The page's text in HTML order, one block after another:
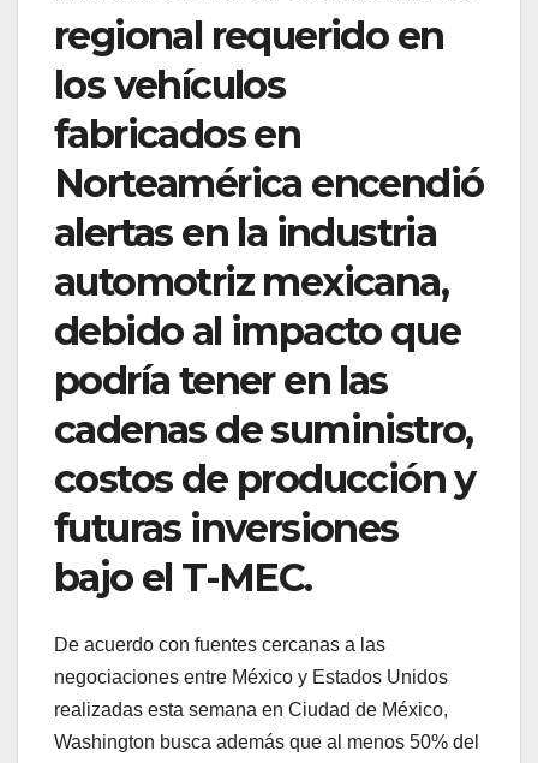
regional requerido en
los vehículos
fabricados en
Norteamérica encendió
alertas en la industria
automotriz mexicana,
debido al impacto que
podría tener en las
cadenas de suministro,
costos de producción y
futuras inversiones
bajo el T-MEC.
De acuerdo con fuentes cercanas a las
negociaciones entre México y Estados Unidos
realizadas esta semana en Ciudad de México,
Washington busca además que al menos 50% del